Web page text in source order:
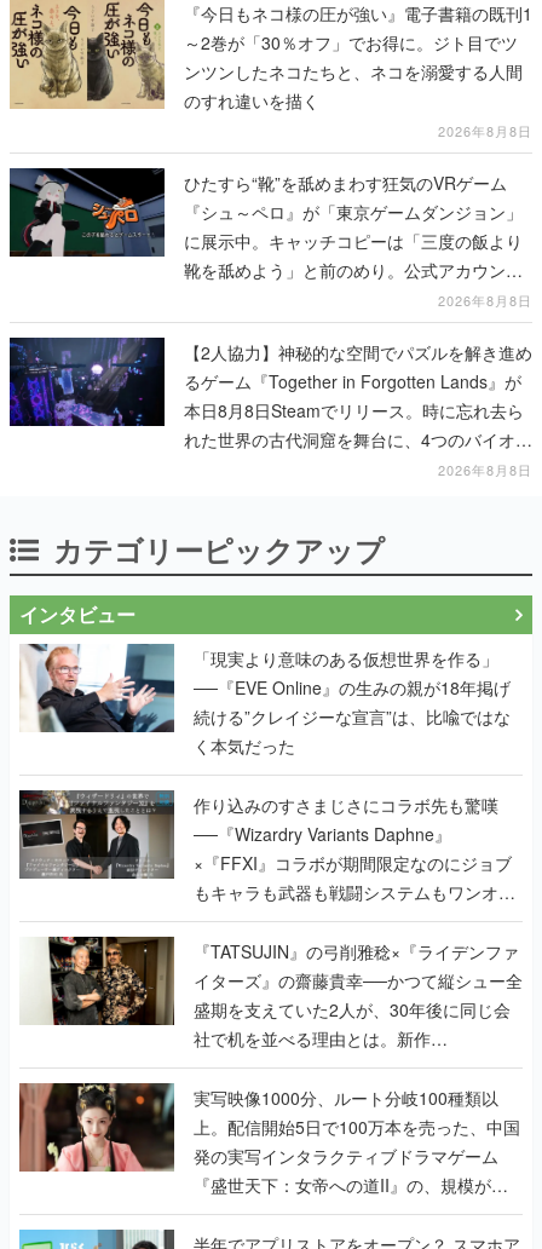
『今日もネコ様の圧が強い』電子書籍の既刊1
～2巻が「30％オフ」でお得に。ジト目でツ
ンツンしたネコたちと、ネコを溺愛する人間
のすれ違いを描く
2026年8月8日
ひたすら“靴”を舐めまわす狂気のVRゲーム
『シュ～ペロ』が「東京ゲームダンジョン」
に展示中。キャッチコピーは「三度の飯より
靴を舐めよう」と前のめり。公式アカウント
も開設され、2026年リリースに向けて開発中
2026年8月8日
【2人協力】神秘的な空間でパズルを解き進め
るゲーム『Together in Forgotten Lands』が
本日8月8日Steamでリリース。時に忘れ去ら
れた世界の古代洞窟を舞台に、4つのバイオー
2026年8月8日
カテゴリーピックアップ
インタビュー
「現実より意味のある仮想世界を作る」
──『EVE Online』の生みの親が18年掲げ
続ける”クレイジーな宣言”は、比喩ではな
く本気だった
作り込みのすさまじさにコラボ先も驚嘆
──『Wizardry Variants Daphne』
×『FFXI』コラボが期間限定なのにジョブ
もキャラも武器も戦闘システムもワンオフ
で作り込まれた理由を両ディレクターに聞
く
『TATSUJIN』の弓削雅稔×『ライデンファ
イターズ』の齋藤貴幸──かつて縦シュー全
盛期を支えていた2人が、30年後に同じ会
社で机を並べる理由とは。新作
『TATSUJIN EXTREME』で初タッグを組
んだレジェンド2人に訊く開発秘話
実写映像1000分、ルート分岐100種類以
上。配信開始5日で100万本を売った、中国
発の実写インタラクティブドラマゲーム
『盛世天下：女帝への道II』の、規模が違
うこだわりをプロデューサーに聞いた